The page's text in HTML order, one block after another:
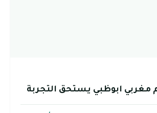
ابوظبي يستحق التجربة